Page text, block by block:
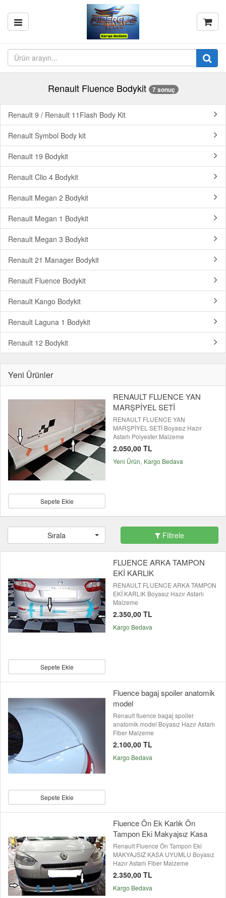
Renault Fluence Bodykit 7 sonuç
Renault 9 / Renault 11Flash Body Kit
Renault Symbol Body kit
Renault 19 Bodykit
Renault Clio 4 Bodykit
Renault Megan 2 Bodykit
Renault Megan 1 Bodykit
Renault Megan 3 Bodykit
Renault 21 Manager Bodykit
Renault Fluence Bodykit
Renault Kango Bodykit
Renault Laguna 1 Bodykit
Renault 12 Bodykit
Yeni Ürünler
Sepete Ekle
RENAULT FLUENCE YAN
MARŞPİYEL SETİ
RENAULT FLUENCE YAN
MARŞPİYEL SETİ Boyasız Hazır
Astarlı Polyester Malzeme
2.050,00 TL
Yeni Ürün Kargo Bedava
Sırala Filtrele
Sepete Ekle
FLUENCE ARKA TAMPON
EKİ KARLIK
RENAULT FLUENCE ARKA TAMPON
EKİ KARLIK Boyasız Hazır Astarlı
Malzeme
2.350,00 TL
Kargo Bedava
Sepete Ekle
Fluence bagaj spoiler anatomik
model
Renault fluence bagaj spoiler
anatomik model Boyasız Hazır Astarlı
Fiber Malzeme
2.100,00 TL
Kargo Bedava
Fluence Ön Ek Karlık Ön
Tampon Eki Makyajsız Kasa
Renault Fluence Ön Tampon Eki
MAKYAJSIZ KASA UYUMLU Boyasız
Hazır Astarlı Fiber Malzeme
2.350,00 TL
Kargo Bedava